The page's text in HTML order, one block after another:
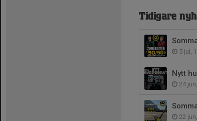
Tidigare
5 jul,
Nytt
24
22